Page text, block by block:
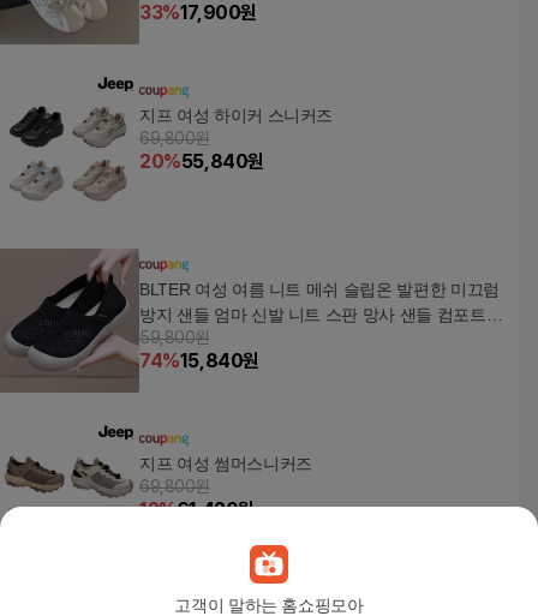
고객이 말하는 홈쇼핑모아
33%17,900원
지프 여성 하이커 스니커즈
69,800원
20%55,840원
BLTER 여성 여름 니트 메쉬 슬립온 발편한 미끄럼
방지 샌들 엄마 신발 니트 스판 망사 샌들 컴포트
푹신푹신 가볍고 편한 신발 여성 스니커즈 여성 단
화 워킹화DXR0577
59,800원
74%15,840원
지프 여성 썸머스니커즈
69,800원
12%61,420원